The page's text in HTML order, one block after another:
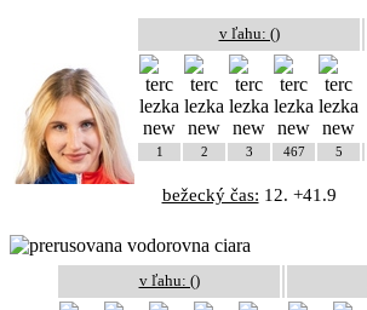
v ľahu: ()
1 2 3 467 5
bežecký čas: 12. +41.9
v ľahu: ()